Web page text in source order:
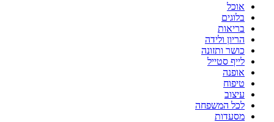
אוכל
בלוגים
בריאות
הריון ולידה
כושר ותזונה
לייף סטייל
אופנה
טיפוח
עיצוב
לכל המשפחה
מסעדות